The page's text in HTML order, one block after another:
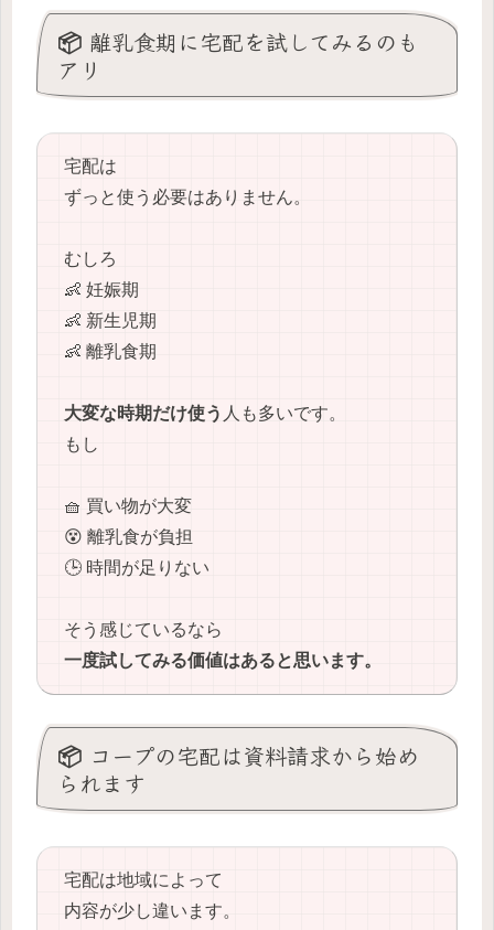
📦 離乳食期に宅配を試してみるのも
アリ
宅配は
ずっと使う必要はありません。
むしろ
👶 妊娠期
👶 新生児期
👶 離乳食期
大変な時期だけ使う 人も多いです。
もし
🧺 買い物が大変
😵 離乳食が負担
🕒 時間が足りない
そう感じているなら
一度試してみる価値はあると思います。
📦 コープの宅配は資料請求から始め
られます
宅配は地域によって
内容が少し違います。